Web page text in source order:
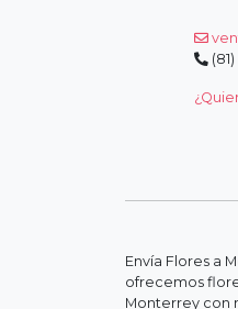
Envía Flores a
ofrecemos
Monterrey con